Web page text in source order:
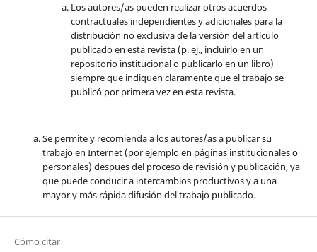
Los autores/as pueden realizar otros acuerdos
contractuales independientes y adicionales para la
distribución no exclusiva de la versión del artículo
publicado en esta revista (p. ej., incluirlo en un
repositorio institucional o publicarlo en un libro)
siempre que indiquen claramente que el trabajo se
publicó por primera vez en esta revista.
Se permite y recomienda a los autores/as a publicar su
trabajo en Internet (por ejemplo en páginas institucionales o
personales) despues del proceso de revisión y publicación, ya
que puede conducir a intercambios productivos y a una
mayor y más rápida difusión del trabajo publicado.
Cómo citar